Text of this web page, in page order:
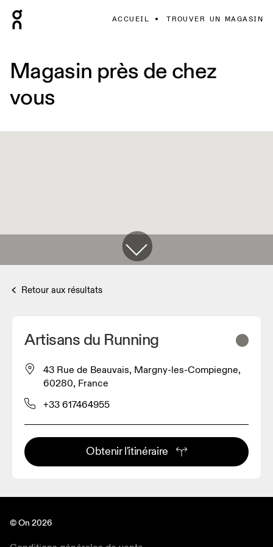
ACCUEIL TROUVER UN MAGASIN
Magasin près de chez
vous
Retour aux résultats
Artisans du Running
43 Rue de Beauvais, Margny-les-Compiegne,
60280, France
+33 617464955
Obtenir l'itinéraire
© On 2026